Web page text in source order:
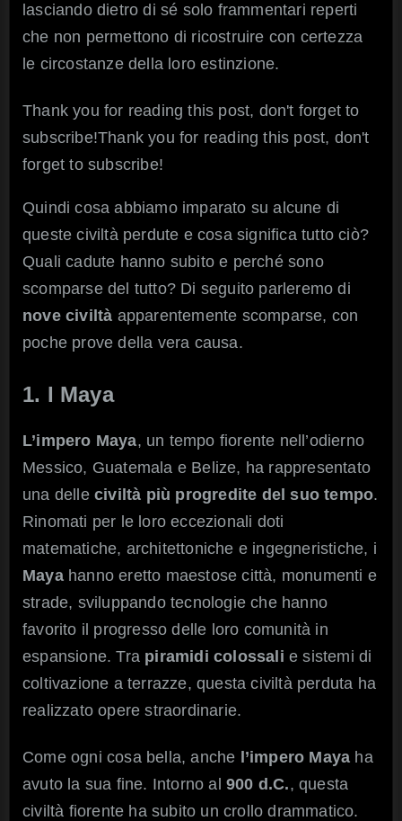
lasciando dietro di sé solo frammentari reperti
che non permettono di ricostruire con certezza
le circostanze della loro estinzione.
Thank you for reading this post, don't forget to
subscribe!Thank you for reading this post, don't
forget to subscribe!
Quindi cosa abbiamo imparato su alcune di
queste civiltà perdute e cosa significa tutto ciò?
Quali cadute hanno subito e perché sono
scomparse del tutto? Di seguito parleremo di
nove civiltà apparentemente scomparse, con
poche prove della vera causa.
1. I Maya
L’impero Maya, un tempo fiorente nell’odierno
Messico, Guatemala e Belize, ha rappresentato
una delle civiltà più progredite del suo tempo.
Rinomati per le loro eccezionali doti
matematiche, architettoniche e ingegneristiche, i
Mayahanno eretto maestose città, monumenti e
strade, sviluppando tecnologie che hanno
favorito il progresso delle loro comunità in
espansione. Tra piramidi colossali e sistemi di
coltivazione a terrazze, questa civiltà perduta ha
realizzato opere straordinarie.
Come ogni cosa bella, anche l’impero Maya ha
avuto la sua fine. Intorno al 900 d.C., questa
civiltà fiorente ha subito un crollo drammatico.